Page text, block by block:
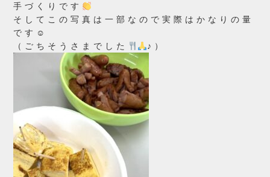
手づくりです
そしてこの写真は一部なので実際はかなりの量
です☺
（ごちそうさまでした
♪）